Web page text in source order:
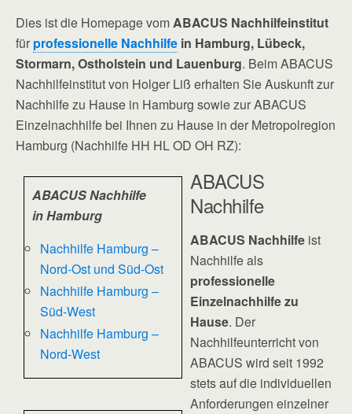
Dies ist die Homepage vomABACUS Nachhilfeinstitut
für professionelle Nachhilfe in Hamburg, Lübeck,
Stormarn, Ostholstein und Lauenburg. Beim ABACUS
Nachhilfeinstitut von Holger Liß erhalten Sie Auskunft zur
Nachhilfe zu Hause in Hamburg sowie zur ABACUS
Einzelnachhilfe bei Ihnen zu Hause in der Metropolregion
Hamburg (Nachhilfe HH HL OD OH RZ):
ABACUS Nachhilfe
in Hamburg
Nachhilfe Hamburg –
Nord-Ost und Süd-Ost
Nachhilfe Hamburg –
Süd-West
Nachhilfe Hamburg –
Nord-West
ABACUS
Nachhilfe
ABACUS Nachhilfe ist
Nachhilfe als
professionelle
Einzelnachhilfe zu
Hause. Der
Nachhilfeunterricht von
ABACUS wird seit 1992
stets auf die individuellen
Anforderungen einzelner